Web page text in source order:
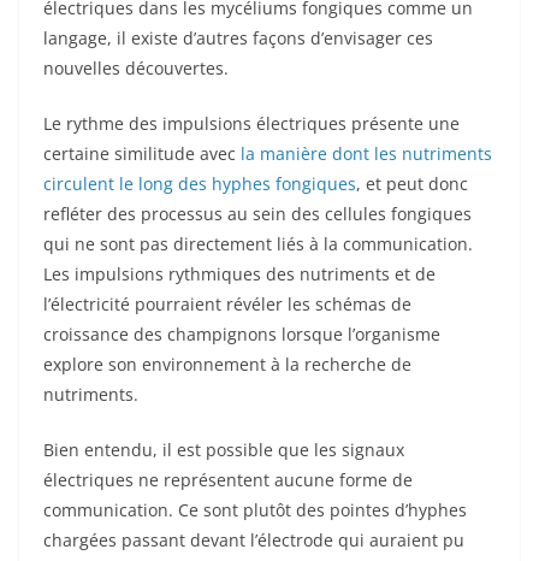
électriques dans les mycéliums fongiques comme un
langage, il existe d’autres façons d’envisager ces
nouvelles découvertes.
Le rythme des impulsions électriques présente une
certaine similitude avec la manière dont les nutriments
circulent le long des hyphes fongiques, et peut donc
refléter des processus au sein des cellules fongiques
qui ne sont pas directement liés à la communication.
Les impulsions rythmiques des nutriments et de
l’électricité pourraient révéler les schémas de
croissance des champignons lorsque l’organisme
explore son environnement à la recherche de
nutriments.
Bien entendu, il est possible que les signaux
électriques ne représentent aucune forme de
communication. Ce sont plutôt des pointes d’hyphes
chargées passant devant l’électrode qui auraient pu